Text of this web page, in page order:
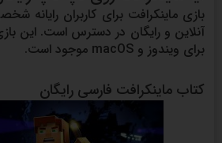
بازی ماینکرافت برای کاربران
آنلاین و رایگان در دسترس است. این
برای ویندوز و macOS موجود است.
کتاب ماینکرافت فارسی رایگان